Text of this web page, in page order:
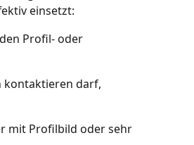
einsetzt:
Profil- oder
kontaktieren darf,
mit Profilbild oder sehr